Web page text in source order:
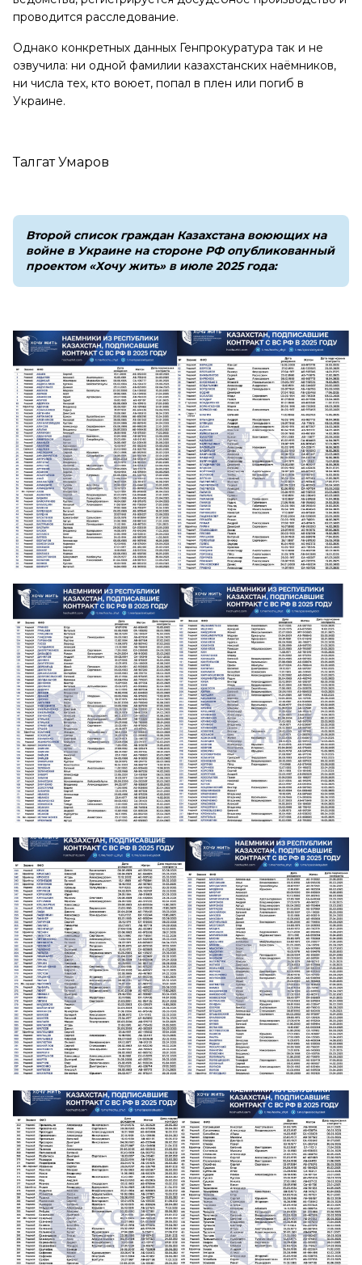
проводится расследование.
Однако конкретных данных Генпрокуратура так и не
озвучила: ни одной фамилии казахстанских наёмников,
ни числа тех, кто воюет, попал в плен или погиб в
Украине.
Талгат Умаров
Второй список граждан Казахстана воюющих на
войне в Украине на стороне РФ опубликованный
проектом «Хочу жить» в июле 2025 года: